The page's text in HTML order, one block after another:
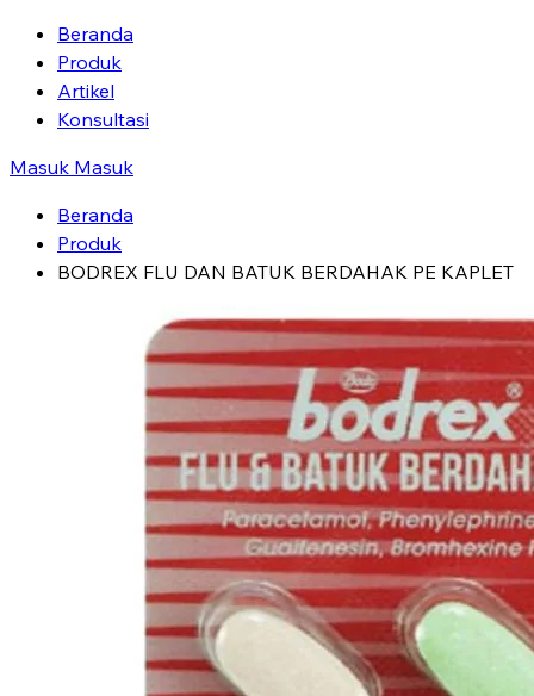
Beranda
Produk
Artikel
Konsultasi
Masuk Masuk
Beranda
Produk
BODREX FLU DAN BATUK BERDAHAK PE KAPLET